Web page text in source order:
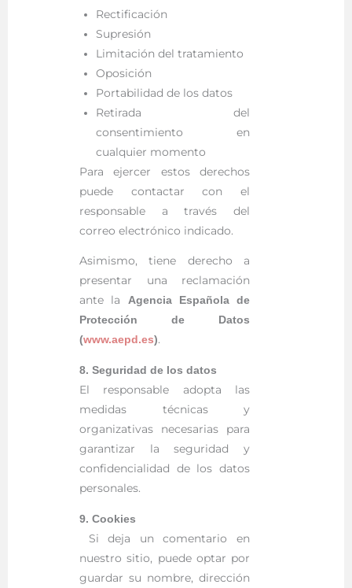
Rectificación
Supresión
Limitación del tratamiento
Oposición
Portabilidad de los datos
Retirada del
consentimiento en
cualquier momento
Para ejercer estos derechos
puede contactar con el
responsable a través del
correo electrónico indicado.
Asimismo, tiene derecho a
presentar una reclamación
ante la Agencia Española de
Protección de Datos
(www.aepd.es).
8. Seguridad de los datos
El responsable adopta las
medidas técnicas y
organizativas necesarias para
garantizar la seguridad y
confidencialidad de los datos
personales.
9. Cookies
Si deja un comentario en
nuestro sitio, puede optar por
guardar su nombre, dirección